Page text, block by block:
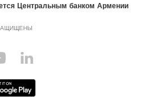
Центральным банком Армении